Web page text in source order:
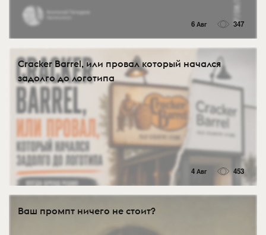
6 Авг 347
Cracker Barrel, или провал который начался
задолго до логотипа
4 Авг 453
Ваш промпт ничего не стоит?